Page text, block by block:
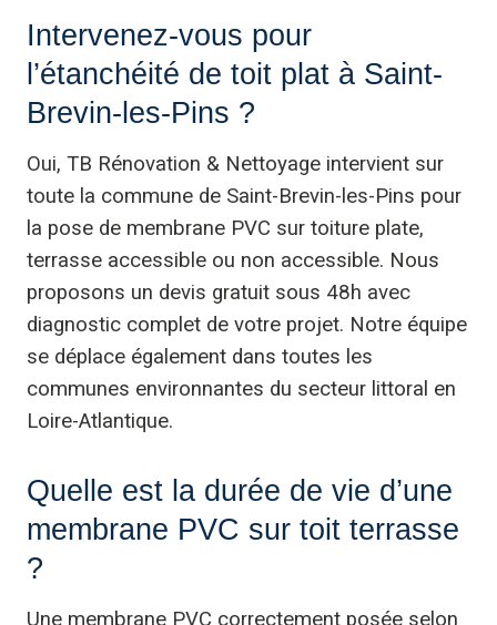
Intervenez-vous pour
l’étanchéité de toit plat à Saint-
Brevin-les-Pins ?
Oui, TB Rénovation & Nettoyage intervient sur
toute la commune de Saint-Brevin-les-Pins pour
la pose de membrane PVC sur toiture plate,
terrasse accessible ou non accessible. Nous
proposons un devis gratuit sous 48h avec
diagnostic complet de votre projet. Notre équipe
se déplace également dans toutes les
communes environnantes du secteur littoral en
Loire-Atlantique.
Quelle est la durée de vie d’une
membrane PVC sur toit terrasse
?
Une membrane PVC correctement posée selon